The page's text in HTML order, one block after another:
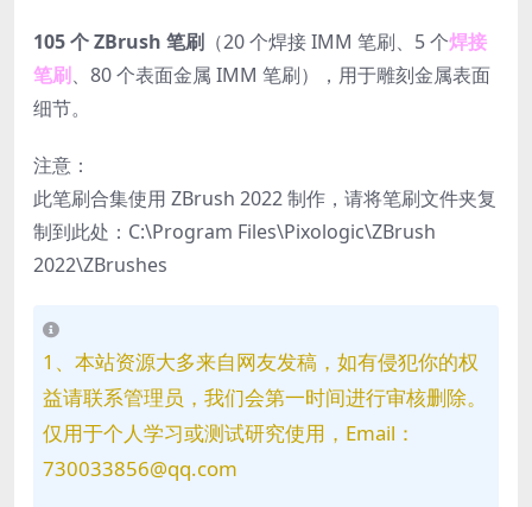
105 个 ZBrush 笔刷 （20 个焊接 IMM 笔刷、5 个焊接
笔刷、80 个表面金属 IMM 笔刷），用于雕刻金属表面
细节。
注意：
此笔刷合集使用 ZBrush 2022 制作，请将笔刷文件夹复
制到此处 ：C:\Program Files\Pixologic\ZBrush
2022\ZBrushes
1、本站资源大多来自网友发稿，如有侵犯你的权
益请联系管理员，我们会第一时间进行审核删除。
仅用于个人学习或测试研究使用，Email：
730033856@qq.com